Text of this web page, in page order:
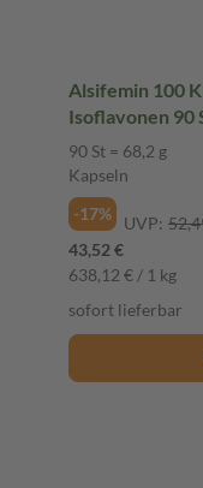
Alsifemin 100
Isoflavonen 90
90 St = 68,2 g
Kapseln
-17%
UVP:
43,52 €
638,12 € / 1 kg
sofort lieferbar